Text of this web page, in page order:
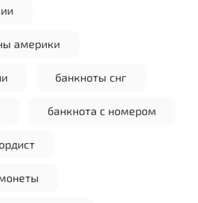
америки
банкноты снг
банкнота с номером